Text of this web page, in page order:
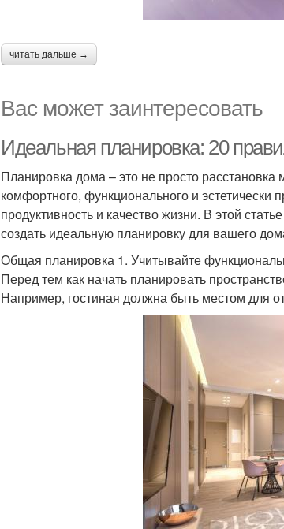
читать дальше →
Вас может заинтересовать
Идеальная планировка: 20
Планировка дома – это не просто расстановка
комфортного, функционального и эстетически
продуктивность и качество жизни. В этой
создать идеальную планировку для вашего
Общая планировка 1. Учитывайте
Перед тем как начать планировать
Например, гостиная должна быть местом для